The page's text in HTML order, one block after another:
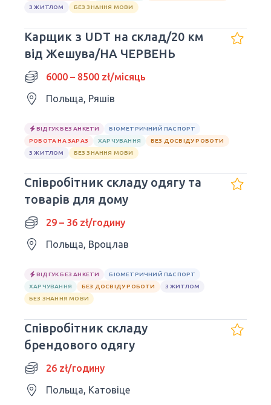
З ЖИТЛОМ
БЕЗ ЗНАННЯ МОВИ
Карщик з UDT на склад/20 км
від Жешува/НА ЧЕРВЕНЬ
6000 – 8500 zł/місяць
Польща, Ряшів
ВІДГУК БЕЗ АНКЕТИ
БІОМЕТРИЧНИЙ ПАСПОРТ
РОБОТА НА ЗАРАЗ
ХАРЧУВАННЯ
БЕЗ ДОСВІДУ РОБОТИ
З ЖИТЛОМ
БЕЗ ЗНАННЯ МОВИ
Співробітник складу одягу та
товарів для дому
29 – 36 zł/годину
Польща, Вроцлав
ВІДГУК БЕЗ АНКЕТИ
БІОМЕТРИЧНИЙ ПАСПОРТ
ХАРЧУВАННЯ
БЕЗ ДОСВІДУ РОБОТИ
З ЖИТЛОМ
БЕЗ ЗНАННЯ МОВИ
Співробітник складу
брендового одягу
26 zł/годину
Польща, Катовіце